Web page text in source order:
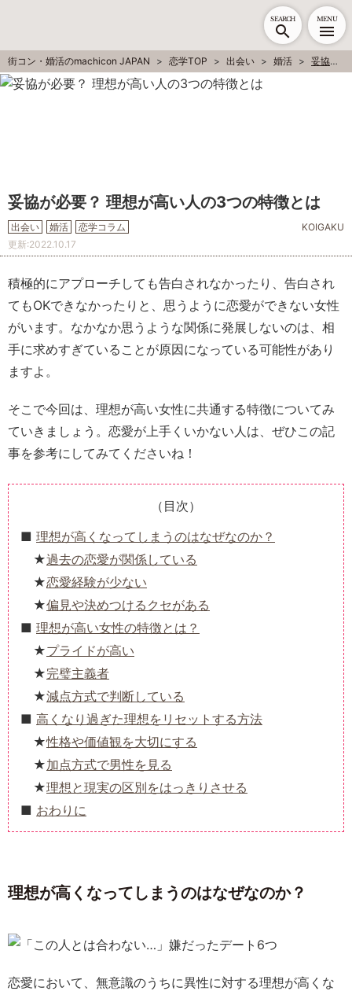
SEARCH MENU
街コン・婚活のmachicon JAPAN 恋学TOP 出会い 婚活 妥協が必要？ 理想が高い人の3つの特徴とは
妥協が必要？ 理想が高い人の3つの特徴とは
出会い 婚活 恋学コラム
KOIGAKU
更新:2022.10.17
積極的にアプローチしても告白されなかったり、告白され
てもOKできなかったりと、思うように恋愛ができない女性
がいます。なかなか思うような関係に発展しないのは、相
手に求めすぎていることが原因になっている可能性があり
ますよ。
そこで今回は、理想が高い女性に共通する特徴についてみ
ていきましょう。恋愛が上手くいかない人は、ぜひこの記
事を参考にしてみてくださいね！
（目次）
理想が高くなってしまうのはなぜなのか？
過去の恋愛が関係している
恋愛経験が少ない
偏見や決めつけるクセがある
理想が高い女性の特徴とは？
プライドが高い
完璧主義者
減点方式で判断している
高くなり過ぎた理想をリセットする方法
性格や価値観を大切にする
加点方式で男性を見る
理想と現実の区別をはっきりさせる
おわりに
理想が高くなってしまうのはなぜなのか？
恋愛において、無意識のうちに異性に対する理想が高くな